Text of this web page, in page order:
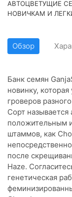
АВТОЦВЕТУЩИЕ
НОВИЧКАМ И
Обзор
Банк семян
новинку,
гроверов
Сорт
положительным
штаммов, как
после
Haze.
генетическая